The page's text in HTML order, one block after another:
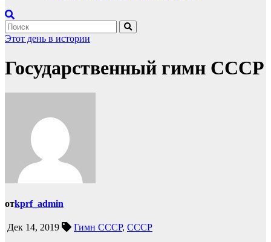
Этот день в истории
Государственный гимн СССР
отkprf_admin
Дек 14, 2019 Гимн СССР, СССР